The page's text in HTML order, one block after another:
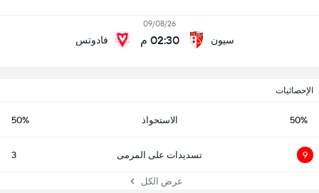
سيون
09/08/26
02:30 م فادوتس
الإحصائيات
50% الاستحواذ 50%
9 تسديدات على المرمى 3
عرض الكل